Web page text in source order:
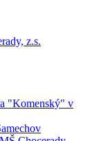
z.s.
"Komenský" v